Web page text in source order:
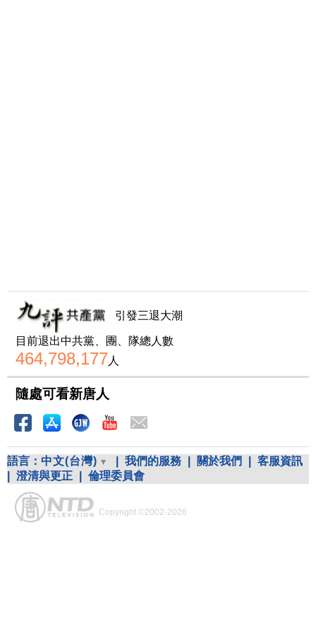
引發三退大潮
目前退出中共黨、團、隊總人數
464,798,177人
隨處可看新唐人
語言： 中文(台灣) 我們的服務 關於我們
客服資訊
澄清與更正 倫理委員會
Copyright ©2002-2026